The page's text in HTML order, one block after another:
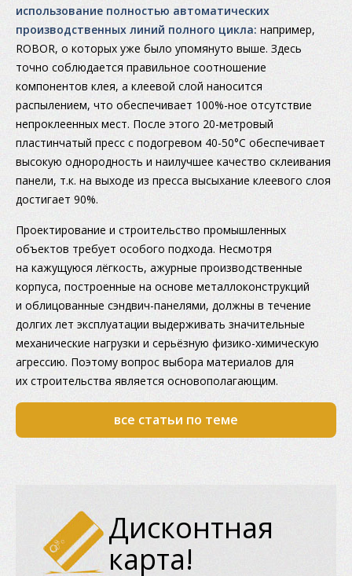
использование полностью автоматических
производственных линий полного цикла: например,
ROBOR, о которых уже было упомянуто выше. Здесь
точно соблюдается правильное соотношение
компонентов клея, а клеевой слой наносится
распылением, что обеспечивает 100%-ное отсутствие
непроклеенных мест. После этого 20-метровый
пластинчатый пресс с подогревом 40-50°C обеспечивает
высокую однородность и наилучшее качество склеивания
панели, т.к. на выходе из пресса высыхание клеевого слоя
достигает 90%.
Проектирование и строительство промышленных
объектов требует особого подхода. Несмотря
на кажущуюся лёгкость, ажурные производственные
корпуса, построенные на основе металлоконструкций
и облицованные сэндвич-панелями, должны в течение
долгих лет эксплуатации выдерживать значительные
механические нагрузки и серьёзную физико-химическую
агрессию. Поэтому вопрос выбора материалов для
их строительства является основополагающим.
все статьи по теме
Дисконтная
карта!